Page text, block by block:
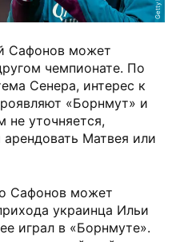
Сафонов может
чемпионате. По
Сенера, интерес к
«Борнмут» и
не уточняется,
Матвея или
Сафонов может
украинца Ильи
играл в «Борнмуте».